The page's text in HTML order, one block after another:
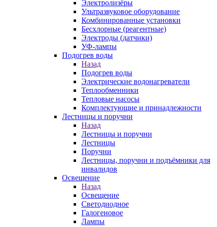
Электролизёры
Ультразвуковое оборудование
Комбинированные установки
Бесхлорные (реагентные)
Электроды (датчики)
УФ-лампы
Подогрев воды
Назад
Подогрев воды
Электрические водонагреватели
Теплообменники
Тепловые насосы
Комплектующие и принадлежности
Лестницы и поручни
Назад
Лестницы и поручни
Лестницы
Поручни
Лестницы, поручни и подъёмники для
инвалидов
Освещение
Назад
Освещение
Светодиодное
Галогеновое
Лампы